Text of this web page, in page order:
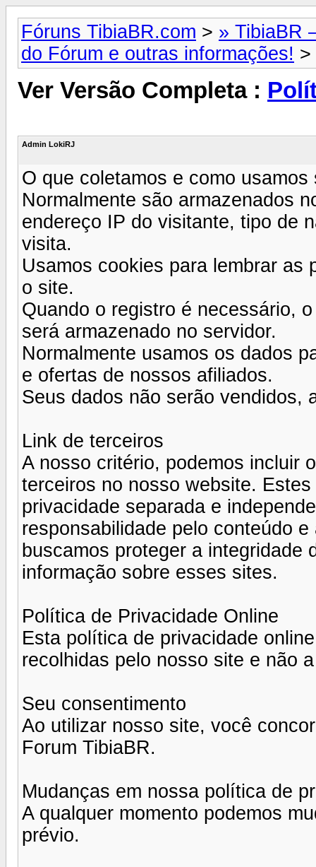
Fóruns TibiaBR.com > » TibiaBR
do Fórum e outras informações! >
Ver Versão Completa :
Admin LokiRJ
O que coletamos e como usamos
Normalmente são armazenados
endereço IP do visitante, tipo de
visita.
Usamos cookies para lembrar as
o site.
Quando o registro é necessário,
será armazenado no servidor.
Normalmente usamos os dados
e ofertas de nossos afiliados.
Seus dados não serão vendidos,
Link de terceiros
A nosso critério, podemos incluir
terceiros no nosso website.
privacidade separada e
responsabilidade pelo conteúdo
buscamos proteger a integridade
informação sobre esses sites.
Política de Privacidade Online
Esta política de privacidade
recolhidas pelo nosso site e não
Seu consentimento
Ao utilizar nosso site, você
Forum TibiaBR.
Mudanças em nossa política de
A qualquer momento podemos
prévio.